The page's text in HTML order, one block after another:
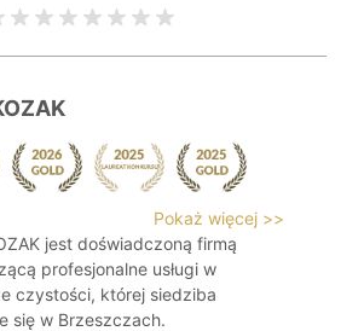
Pokaż więcej >>
jest doświadczoną firmą
profesjonalne usługi w
czystości, której siedziba
się w Brzeszczach.